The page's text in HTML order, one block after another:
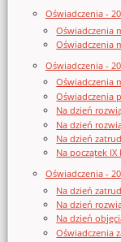
Oświadczenia -
Oświadczenia
Oświadczenia
Oświadczenia -
Oświadczenia
Oświadczenia
Na dzień
Na dzień
Na dzień
Na początek IX
Oświadczenia -
Na dzień
Na dzień
Na dzień
Oświadczenia